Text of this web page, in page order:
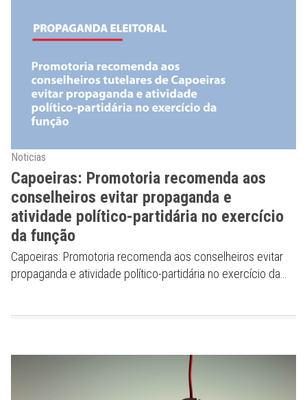
Noticias
Capoeiras: Promotoria recomenda aos
conselheiros evitar propaganda e
atividade político-partidária no exercício
da função
Capoeiras: Promotoria recomenda aos conselheiros evitar
propaganda e atividade político-partidária no exercício da